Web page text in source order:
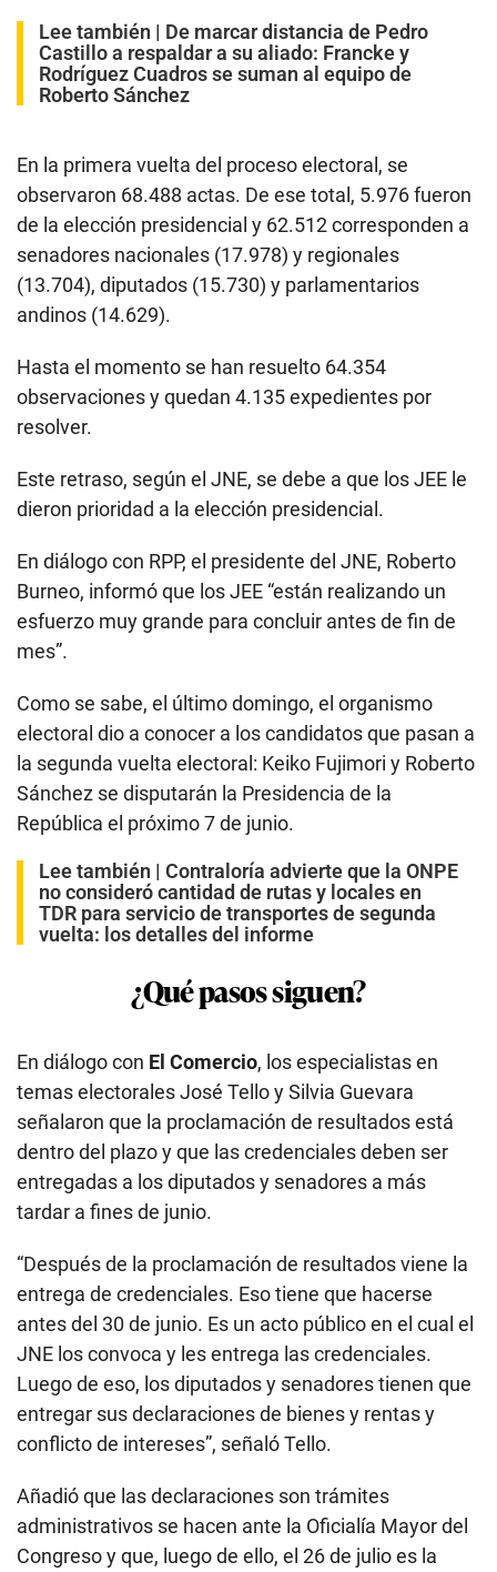
Lee también | De marcar distancia de Pedro
Castillo a respaldar a su aliado: Francke y
Rodríguez Cuadros se suman al equipo de
Roberto Sánchez
En la primera vuelta del proceso electoral, se
observaron 68.488 actas. De ese total, 5.976 fueron
de la elección presidencial y 62.512 corresponden a
senadores nacionales (17.978) y regionales
(13.704), diputados (15.730) y parlamentarios
andinos (14.629).
Hasta el momento se han resuelto 64.354
observaciones y quedan 4.135 expedientes por
resolver.
Este retraso, según el JNE, se debe a que los JEE le
dieron prioridad a la elección presidencial.
En diálogo con RPP, el presidente del JNE, Roberto
Burneo, informó que los JEE “están realizando un
esfuerzo muy grande para concluir antes de fin de
mes”.
Como se sabe, el último domingo, el organismo
electoral dio a conocer a los candidatos que pasan a
la segunda vuelta electoral: Keiko Fujimori y Roberto
Sánchez se disputarán la Presidencia de la
República el próximo 7 de junio.
Lee también | Contraloría advierte que la ONPE
no consideró cantidad de rutas y locales en
TDR para servicio de transportes de segunda
vuelta: los detalles del informe
¿Qué pasos siguen?
En diálogo con El Comercio, los especialistas en
temas electorales José Tello y Silvia Guevara
señalaron que la proclamación de resultados está
dentro del plazo y que las credenciales deben ser
entregadas a los diputados y senadores a más
tardar a fines de junio.
“Después de la proclamación de resultados viene la
entrega de credenciales. Eso tiene que hacerse
antes del 30 de junio. Es un acto público en el cual el
JNE los convoca y les entrega las credenciales.
Luego de eso, los diputados y senadores tienen que
entregar sus declaraciones de bienes y rentas y
conflicto de intereses”, señaló Tello.
Añadió que las declaraciones son trámites
administrativos se hacen ante la Oficialía Mayor del
Congreso y que, luego de ello, el 26 de julio es la